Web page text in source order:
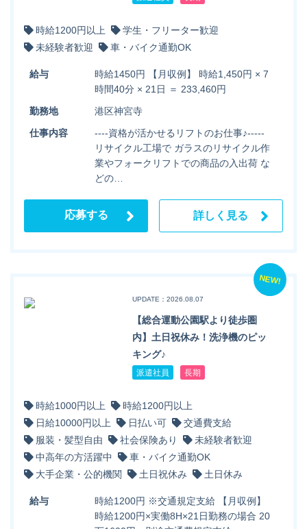
時給1200円以上
学生・フリーター歓迎
未経験者歓迎
車・バイク通勤OK
給与
時給1450円 【月収例】 時給1,450円 × 7
時間40分 × 21日 ＝ 233,460円
勤務地
港区神宮寺
仕事内容
----資格が活かせるリフトのお仕事♪-----
リサイクル工場で ガラスのリサイクル作
業やフォークリフトでの商品の入出荷 な
どの…
応募する 詳しく見る
NEW!
UPDATE：2026.08.07
【総合運動公園駅より徒歩圏
内】土日祝休み！洗浄機のピッ
キング♪
派遣社員 長期
時給1000円以上
時給1200円以上
日給10000円以上
日払い可
交通費支給
服装・髪型自由
社会保険あり
未経験者歓迎
中高年の方活躍中
車・バイク通勤OK
大手企業・公的機関
土日祝休み 土日休み
給与
時給1200円 ※交通規定支給 【月収例】
時給1200円×実働8H×21日勤務の場合 20